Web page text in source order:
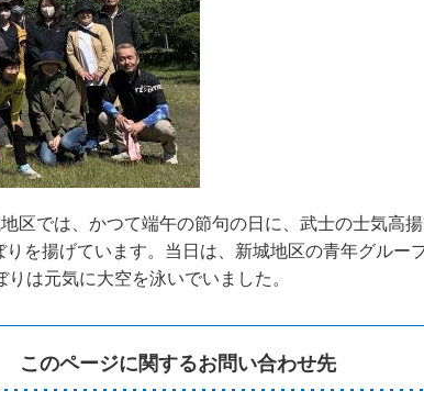
区では、かつて端午の節句の日に、武士の士気高
を揚げています。当日は、新城地区の青年グル
は元気に大空を泳いでいました。
このページに関するお問い合わせ先